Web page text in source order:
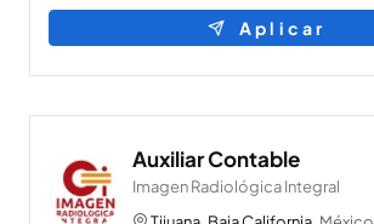
Aplicar
Auxiliar Contable
Imagen Radiológica Integral